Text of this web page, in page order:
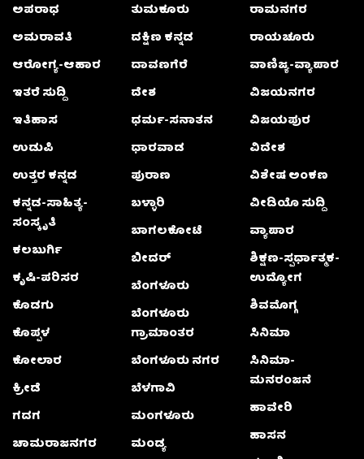
ಅಪರಾಧ
ಅಮರಾವತಿ
ಆರೋಗ್ಯ-ಆಹಾರ
ಇತರೆ ಸುದ್ದಿ
ಇತಿಹಾಸ
ಉಡುಪಿ
ಉತ್ತರ ಕನ್ನಡ
ಕನ್ನಡ-ಸಾಹಿತ್ಯ-
ಸಂಸ್ಕೃತಿ
ಕಲಬುರ್ಗಿ
ಕೃಷಿ-ಪರಿಸರ
ಕೊಡಗು
ಕೊಪ್ಪಳ
ಕೋಲಾರ
ಕ್ರೀಡೆ
ಗದಗ
ಚಾಮರಾಜನಗರ
ತುಮಕೂರು
ದಕ್ಷಿಣ ಕನ್ನಡ
ದಾವಣಗೆರೆ
ದೇಶ
ಧರ್ಮ-ಸನಾತನ
ಧಾರವಾಡ
ಪುರಾಣ
ಬಳ್ಳಾರಿ
ಬಾಗಲಕೋಟೆ
ಬೀದರ್
ಬೆಂಗಳೂರು
ಬೆಂಗಳೂರು
ಗ್ರಾಮಾಂತರ
ಬೆಂಗಳೂರು ನಗರ
ಬೆಳಗಾವಿ
ಮಂಗಳೂರು
ಮಂಡ್ಯ
ರಾಮನಗರ
ರಾಯಚೂರು
ವಾಣಿಜ್ಯ-ವ್ಯಾಪಾರ
ವಿಜಯನಗರ
ವಿಜಯಪುರ
ವಿದೇಶ
ವಿಶೇಷ ಅಂಕಣ
ವೀಡಿಯೊ ಸುದ್ದಿ
ವ್ಯಾಪಾರ
ಶಿಕ್ಷಣ-ಸ್ಪರ್ಧಾತ್ಮಕ-
ಉದ್ಯೋಗ
ಶಿವಮೊಗ್ಗ
ಸಿನಿಮಾ
ಸಿನಿಮಾ-
ಮನರಂಜನೆ
ಹಾವೇರಿ
ಹಾಸನ